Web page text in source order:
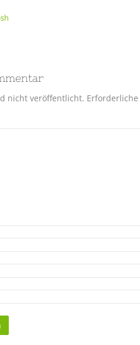
nicht veröffentlicht.